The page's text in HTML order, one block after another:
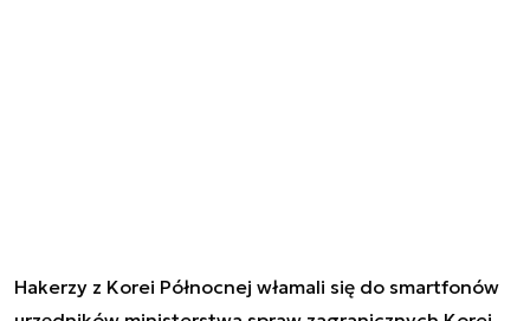
Hakerzy z Korei Północnej włamali się do smartfonów